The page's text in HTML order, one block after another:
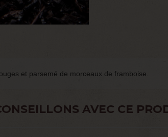
et parsemé de morceaux de framboise.
AVEC CE